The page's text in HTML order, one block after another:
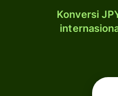
Konversi